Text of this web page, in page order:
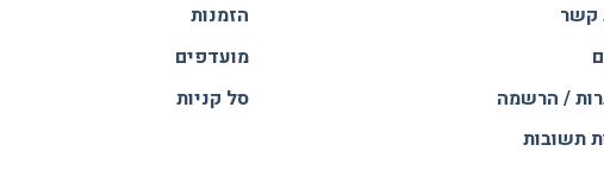
קשר
/ הרשמה
תשובות
הזמנות
מועדפים
סל קניות